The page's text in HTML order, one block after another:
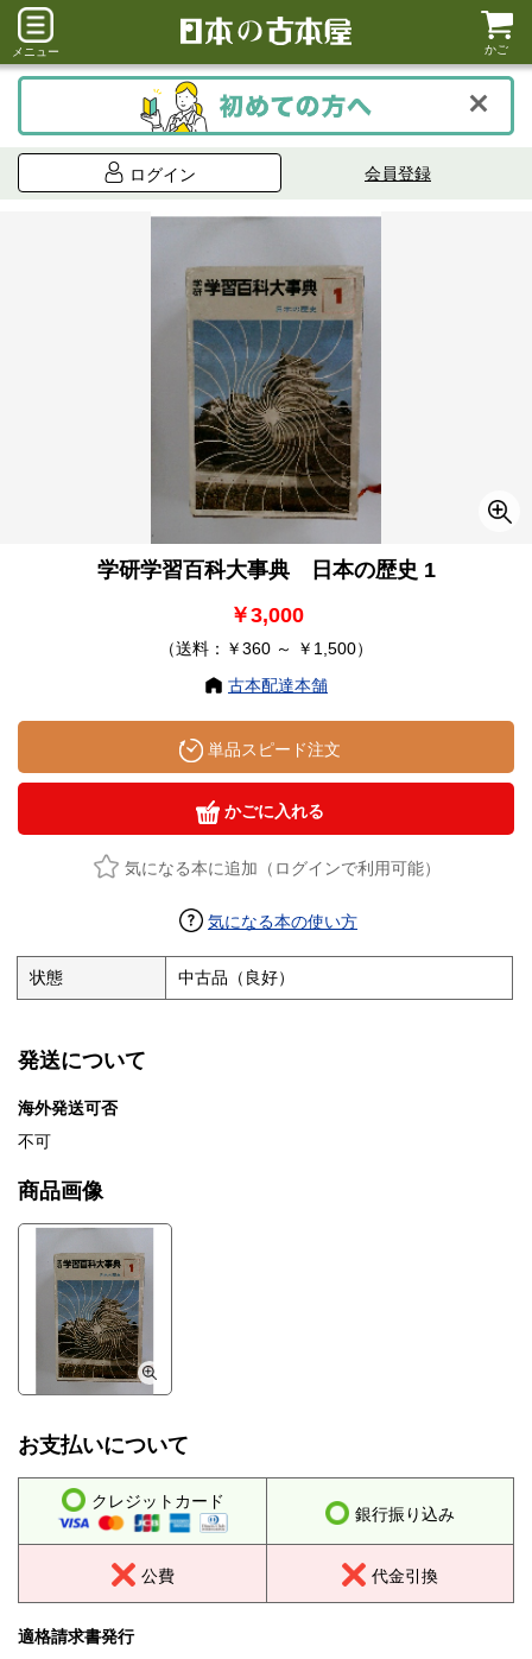
メニュー かご
ログイン 会員登録
学研学習百科大事典 日本の歴史 1
￥3,000
（送料：￥360 ～ ￥1,500）
古本配達本舗
単品スピード注文
かごに入れる
気になる本に追加（ログインで利用可能）
気になる本の使い方
状態 中古品（良好）
発送について
海外発送可否
不可
商品画像
お支払いについて
クレジットカード
銀行振り込み
公費 代金引換
適格請求書発行